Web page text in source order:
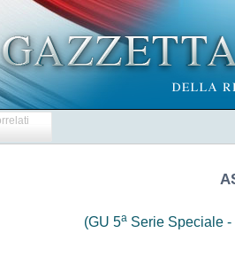
(GU 5aSerie Speciale -